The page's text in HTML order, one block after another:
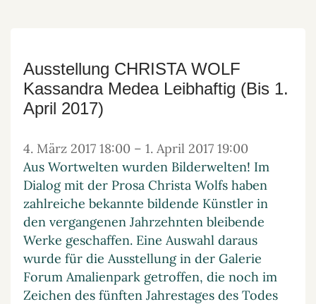
Ausstellung CHRISTA WOLF
Kassandra Medea Leibhaftig (Bis 1.
April 2017)
4. März 2017 18:00 – 1. April 2017 19:00
Aus Wortwelten wurden Bilderwelten! Im
Dialog mit der Prosa Christa Wolfs haben
zahlreiche bekannte bildende Künstler in
den vergangenen Jahrzehnten bleibende
Werke geschaffen. Eine Auswahl daraus
wurde für die Ausstellung in der Galerie
Forum Amalienpark getroffen, die noch im
Zeichen des fünften Jahrestages des Todes